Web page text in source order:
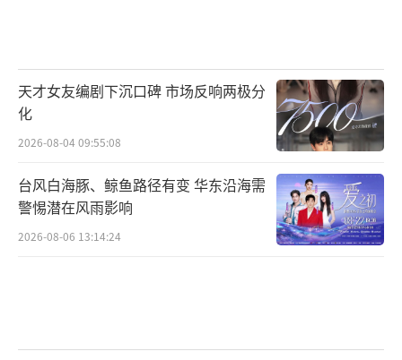
天才女友编剧下沉口碑 市场反响两极分
化
2026-08-04 09:55:08
台风白海豚、鲸鱼路径有变 华东沿海需
警惕潜在风雨影响
2026-08-06 13:14:24